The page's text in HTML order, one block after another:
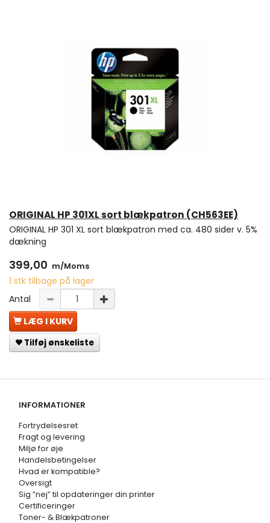
ORIGINAL HP 301XL sort blækpatron (CH563EE)
ORIGINAL HP 301 XL sort blækpatron med ca. 480 sider v. 5%
dækning
399,00 m/Moms
1 stk tilbage på lager
Antal
LÆG I KURV
Tilføj ønskeliste
INFORMATIONER
Fortrydelsesret
Fragt og levering
Miljø for øje
Handelsbetingelser
Hvad er kompatible?
Oversigt
Sig ”nej” til opdateringer din printer
Certificeringer
Toner- & Blækpatroner